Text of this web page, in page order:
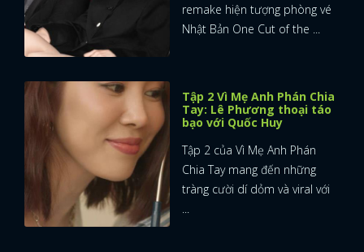
remake hiện tượng phòng vé
Nhật Bản One Cut of the ...
Tập 2 Vì Mẹ Anh Phán Chia
Tay: Lê Phương thoại táo
bạo với Quốc Huy
Tập 2 của Vì Mẹ Anh Phán
Chia Tay mang đến những
tràng cười dí dỏm và viral với
...